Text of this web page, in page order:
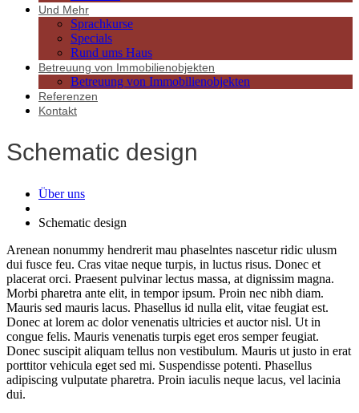
Und Mehr
Sprachkurse
Specials
Rund ums Haus
Betreuung von Immobilienobjekten
Betreuung von Immobilienobjekten
Referenzen
Kontakt
Schematic design
Über uns
Schematic design
Arenean nonummy hendrerit mau phaselntes nascetur ridic ulusm
dui fusce feu. Cras vitae neque turpis, in luctus risus. Donec et
placerat orci. Praesent pulvinar lectus massa, at dignissim magna.
Morbi pharetra ante elit, in tempor ipsum. Proin nec nibh diam.
Mauris sed mauris lacus. Phasellus id nulla elit, vitae feugiat est.
Donec at lorem ac dolor venenatis ultricies et auctor nisl. Ut in
congue felis. Mauris venenatis turpis eget eros semper feugiat.
Donec suscipit aliquam tellus non vestibulum. Mauris ut justo in erat
porttitor vehicula eget sed mi. Suspendisse potenti. Phasellus
adipiscing vulputate pharetra. Proin iaculis neque lacus, vel lacinia
dui.